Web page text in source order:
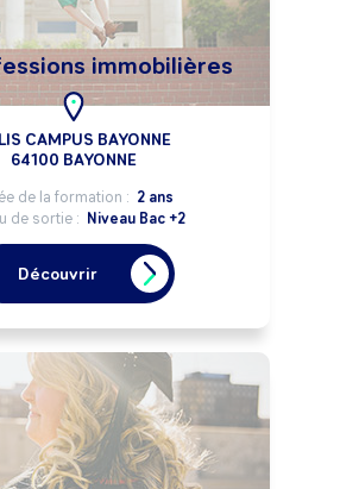
immobilières
CAMPUS BAYONNE
64100 BAYONNE
de la formation : 2 ans
de sortie : Niveau Bac +2
Découvrir